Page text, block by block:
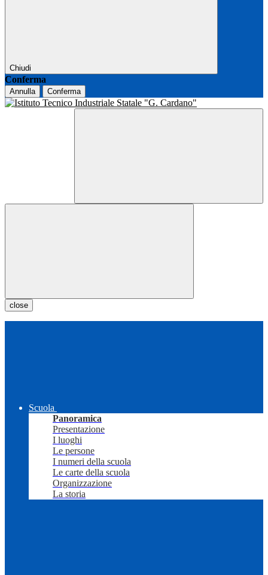
Chiudi
Conferma
Annulla Conferma
close
Scuola
Panoramica
Presentazione
I luoghi
Le persone
I numeri della scuola
Le carte della scuola
Organizzazione
La storia